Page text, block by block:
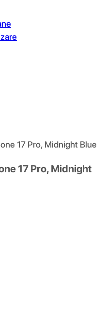
17 Pro, Midnight Blue
17 Pro, Midnight